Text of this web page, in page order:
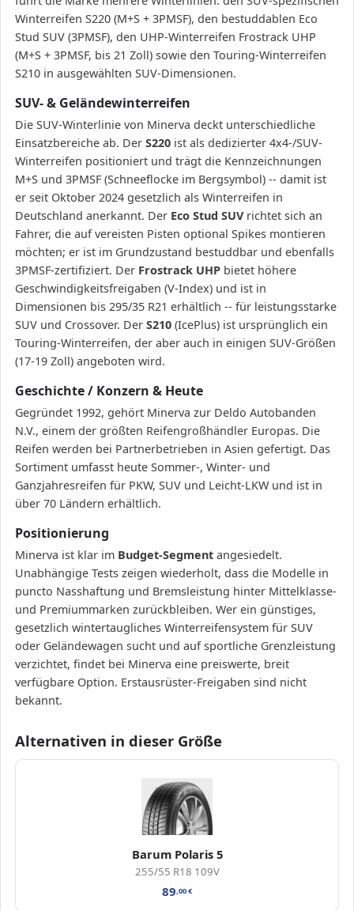
Winterreifen S220 (M+S + 3PMSF), den bestuddablen Eco
Stud SUV (3PMSF), den UHP-Winterreifen Frostrack UHP
(M+S + 3PMSF, bis 21 Zoll) sowie den Touring-Winterreifen
S210 in ausgewählten SUV-Dimensionen.
SUV- & Geländewinterreifen
Die SUV-Winterlinie von Minerva deckt unterschiedliche
Einsatzbereiche ab. Der S220 ist als dedizierter 4x4-/SUV-
Winterreifen positioniert und trägt die Kennzeichnungen
M+S und 3PMSF (Schneeflocke im Bergsymbol) -- damit ist
er seit Oktober 2024 gesetzlich als Winterreifen in
Deutschland anerkannt. Der Eco Stud SUVrichtet sich an
Fahrer, die auf vereisten Pisten optional Spikes montieren
möchten; er ist im Grundzustand bestuddbar und ebenfalls
3PMSF-zertifiziert. Der Frostrack UHP bietet höhere
Geschwindigkeitsfreigaben (V-Index) und ist in
Dimensionen bis 295/35 R21 erhältlich -- für leistungsstarke
SUV und Crossover. Der S210 (IcePlus) ist ursprünglich ein
Touring-Winterreifen, der aber auch in einigen SUV-Größen
(17-19 Zoll) angeboten wird.
Geschichte / Konzern & Heute
Gegründet 1992, gehört Minerva zur Deldo Autobanden
N.V., einem der größten Reifengroßhändler Europas. Die
Reifen werden bei Partnerbetrieben in Asien gefertigt. Das
Sortiment umfasst heute Sommer-, Winter- und
Ganzjahresreifen für PKW, SUV und Leicht-LKW und ist in
über 70 Ländern erhältlich.
Positionierung
Minerva ist klar im Budget-Segment angesiedelt.
Unabhängige Tests zeigen wiederholt, dass die Modelle in
puncto Nasshaftung und Bremsleistung hinter Mittelklasse-
und Premiummarken zurückbleiben. Wer ein günstiges,
gesetzlich wintertaugliches Winterreifensystem für SUV
oder Geländewagen sucht und auf sportliche Grenzleistung
verzichtet, findet bei Minerva eine preiswerte, breit
verfügbare Option. Erstausrüster-Freigaben sind nicht
bekannt.
Alternativen in dieser Größe
Barum Polaris 5
255/55 R18 109V
89,00€